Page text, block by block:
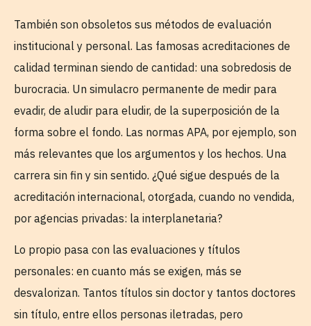
También son obsoletos sus métodos de evaluación
institucional y personal. Las famosas acreditaciones de
calidad terminan siendo de cantidad: una sobredosis de
burocracia. Un simulacro permanente de medir para
evadir, de aludir para eludir, de la superposición de la
forma sobre el fondo. Las normas APA, por ejemplo, son
más relevantes que los argumentos y los hechos. Una
carrera sin fin y sin sentido. ¿Qué sigue después de la
acreditación internacional, otorgada, cuando no vendida,
por agencias privadas: la interplanetaria?
Lo propio pasa con las evaluaciones y títulos
personales: en cuanto más se exigen, más se
desvalorizan. Tantos títulos sin doctor y tantos doctores
sin título, entre ellos personas iletradas, pero